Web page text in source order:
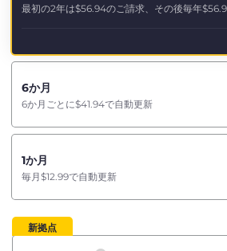
最初の2年は$56.94のご請求、その後毎年
6か月
6か月ごとに$41.94で自動更新
1か月
毎月$12.99で自動更新
新拠点